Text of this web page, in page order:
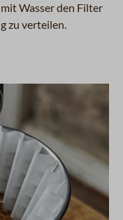
Wasser den Filter
zu verteilen.